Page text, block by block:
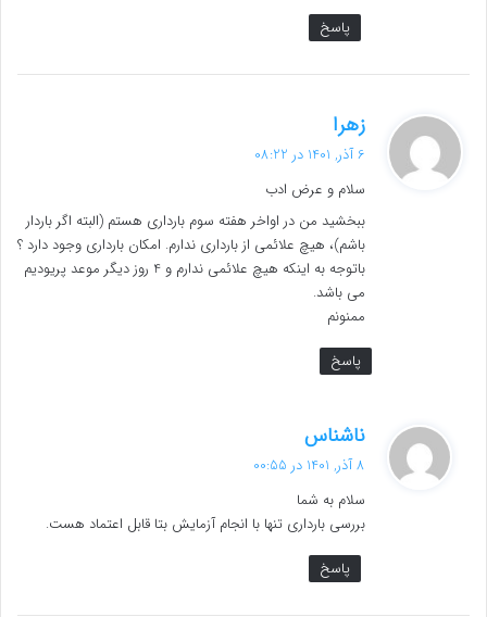
پاسخ
زهرا
ف
:
6 آذر, 1401 در 08:22
سلام و عرض ادب
ببخشید من در اواخر هفته سوم بارداری هستم (البته اگر باردار
باشم)، هیچ علائمی از بارداری ندارم. امکان بارداری وجود دارد ؟
باتوجه به اینکه هیچ علائمی ندارم و 4 روز دیگر موعد پریودیم
می باشد.
ممنونم
پاسخ
ناشناس
ت
:
8 آذر, 1401 در 00:55
سلام به شما
بررسی بارداری تنها با انجام آزمایش بتا قابل اعتماد هست.
پاسخ